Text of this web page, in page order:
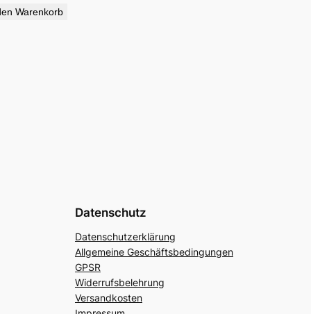
Warenkorb
Datenschutz
Datenschutzerklärung
Allgemeine Geschäftsbedingungen
GPSR
Widerrufsbelehrung
Versandkosten